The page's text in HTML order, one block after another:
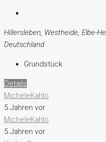
Hillersleben, Westheide, Elbe-
Deutschland
Grundstück
Details
MicheleKahlo
5 Jahren vor
MicheleKahlo
5 Jahren vor